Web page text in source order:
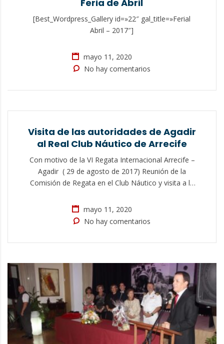
Feria de Abril
[Best_Wordpress_Gallery id=»22″ gal_title=»Ferial
Abril – 2017″]
mayo 11, 2020
No hay comentarios
Visita de las autoridades de Agadir
al Real Club Náutico de Arrecife
Con motivo de la VI Regata Internacional Arrecife –
Agadir ( 29 de agosto de 2017) Reunión de la
Comisión de Regata en el Club Náutico y visita a la
mayo 11, 2020
No hay comentarios